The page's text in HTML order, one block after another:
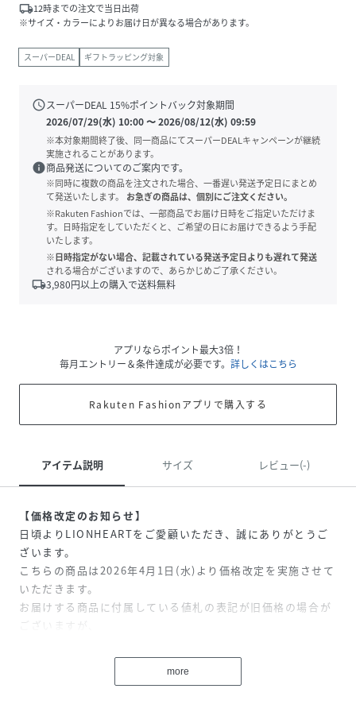
local_shipping12時までの注文で当日出荷
※サイズ・カラーによりお届け日が異なる場合があります。
スーパーDEAL ギフトラッピング対象
scheduleスーパーDEAL 15%ポイントバック対象期間
2026/07/29(水) 10:00〜2026/08/12(水) 09:59
※本対象期間終了後、同一商品にてスーパーDEALキャンペーンが継続
実施されることがあります。
info商品発送についてのご案内です。
※同時に複数の商品を注文された場合、一番遅い発送予定日にまとめ
て発送いたします。
お急ぎの商品は、個別にご注文ください。
※Rakuten Fashionでは、一部商品でお届け日時をご指定いただけま
す。日時指定をしていただくと、ご希望の日にお届けできるよう手配
いたします。
※日時指定がない場合、記載されている発送予定日よりも遅れて発送
される場合がございますので、あらかじめご了承ください。
local_shipping3,980円以上の購入で送料無料
アプリならポイント最大3倍！
毎月エントリー＆条件達成が必要です。 詳しくはこちら
Rakuten Fashionアプリで購入する
アイテム説明 サイズ レビュー(-)
【価格改定のお知らせ】
日頃よりLIONHEARTをご愛顧いただき、誠にありがとうご
ざいます。
こちらの商品は2026年4月1日(水)より価格改定を実施させて
いただきます。
お届けする商品に付属している値札の表記が旧価格の場合が
ございますが、
予めご了承いただきますようお願い申し上げます。
more